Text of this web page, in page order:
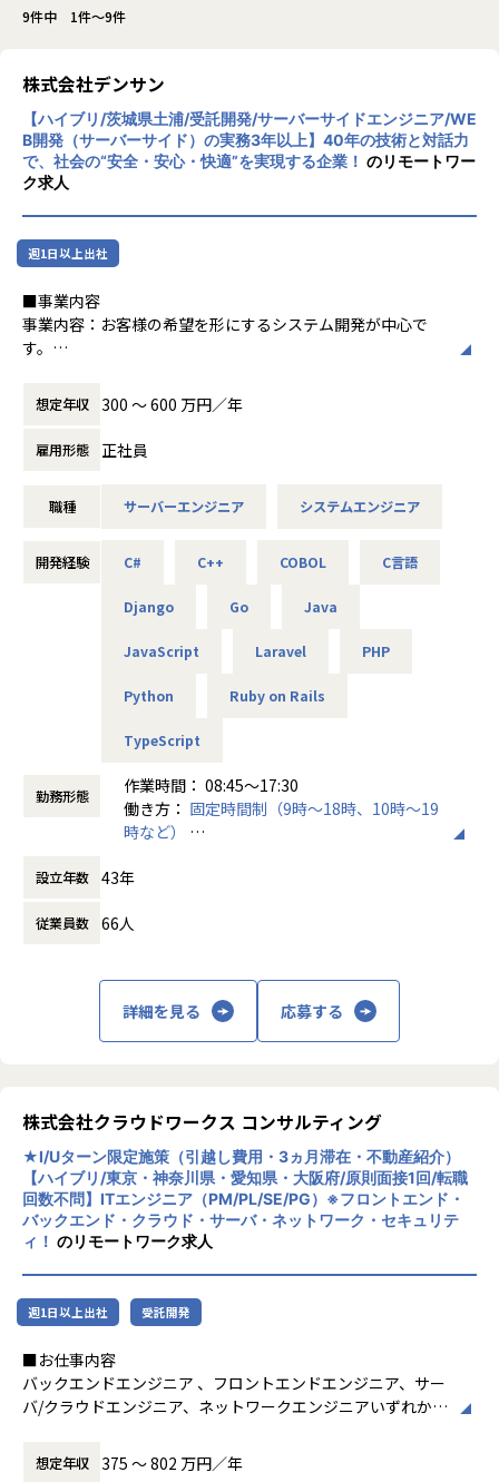
9件中 1件～9件
株式会社デンサン
【ハイブリ/茨城県土浦/受託開発/サーバーサイドエンジニア/WE
B開発（サーバーサイド）の実務3年以上】40年の技術と対話力
で、社会の“安全・安心・快適”を実現する企業！ のリモートワー
ク求人
週1日以上出社
■事業内容
事業内容：お客様の希望を形にするシステム開発が中心で
す。
茨城県南のお客様を中心に受託開発や運用保守を行っていま
す。 中心となる取引先は大手企業が多く、プロジェクトごと
に様々な分野の最先端の技術に触れることが出来ます。
クライアントのご依頼を受け切れない工数と、組織拡大に向
しております。
エンジニアを増やしチームを補強していきます。
当社はまだまだ少数精鋭の組織のため部門内でクライアント
体制となっています。
■会社概要
お客様は、電機／建設機械／物流／地図情報といった分野の
大手企業や官公庁が中心です。
最適なシステムを企画し開発にあたります。
開発のフィールドは、「情報システム」「制御システム」を
り、仕事のやり方は、本社での受託開発とお客さま企業に常
駐しての技術支援という2つのスタイルがあります。
▼人材の可能性を伸ばすのは、わたしたちの得意分野です！
や勤続10年での海外研修など、エンジニアの成長をバックア
当社では未経験からスタートしたメンバーも活躍中！未経験
でも活躍できる教育体制と、安定した経営基盤により安心し
てお仕事をスタートできます。
また、中心となる取引先は大手企業が多いことから、プロジ
ェクトごとにさまざまな分野の開発に携われるため、最先端
の技術に触れられる環境です。
【携わる案件※全社】
・ERP（購買、在庫、販売、生産）システム
・物流系システム
・IoT活用システム
想定年収 300 〜 600 万円／年
雇用形態 正社員
職種 サーバーエンジニア システムエンジニア
開発経験 C# C++ COBOL C言語
Django Go Java
JavaScript Laravel PHP
Python Ruby on Rails
TypeScript
勤務形態
作業時間： 08:45〜17:30
働き方： 固定時間制（9時～18時、10時～19
時など）
時間）
設立年数 43年
従業員数 66人
詳細を見る 応募する
株式会社クラウドワークス コンサルティング
★I/Uターン限定施策（引越し費用・3ヵ月滞在・不動産紹介）
【ハイブリ/東京・神奈川県・愛知県・大阪府/原則面接1回/転職
回数不問】ITエンジニア（PM/PL/SE/PG）※フロントエンド・
バックエンド・クラウド・サーバ・ネットワーク・セキュリテ
ィ！ のリモートワーク求人
週1日以上出社 受託開発
■お仕事内容
バックエンドエンジニア 、フロントエンドエンジニア、サー
バ/クラウドエンジニア、ネットワークエンジニアいずれかの
想定年収 375 〜 802 万円／年